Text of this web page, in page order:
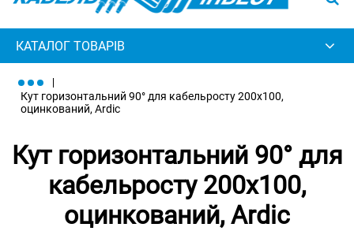
КАТАЛОГ ТОВАРІВ
Кут горизонтальний 90° для кабельросту 200х100,
оцинкований, Ardic
Кут горизонтальний 90° для
кабельросту 200х100,
оцинкований, Ardic